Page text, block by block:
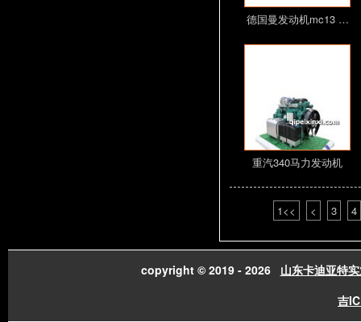
德国曼发动机mc13 …
重汽340马力发动机
1<< < 3 4
copyright © 2019 - 2026 山东卡迪亚特
吉